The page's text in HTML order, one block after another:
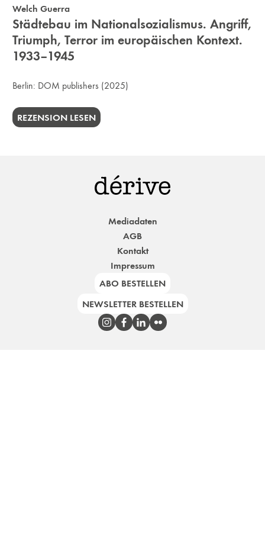
Welch Guerra
Städtebau im Nationalsozialismus. Angriff,
Triumph, Terror im europäischen Kontext.
1933–1945
Berlin: DOM publishers (2025)
REZENSION LESEN
Mediadaten
AGB
Kontakt
Impressum
ABO BESTELLEN
NEWSLETTER BESTELLEN